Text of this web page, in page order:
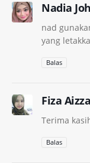
Nadia
nad
yang
Balas
Fiza
Terima
Balas